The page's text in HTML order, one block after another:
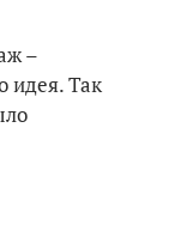
–
идея. Так